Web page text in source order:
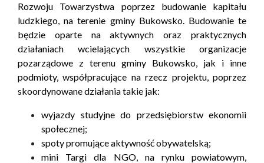
Rozwoju Towarzystwa poprzez budowanie kapitału
ludzkiego, na terenie gminy Bukowsko. Budowanie te
będzie oparte na aktywnych oraz praktycznych
działaniach wcielających wszystkie organizacje
pozarządowe z terenu gminy Bukowsko, jak i inne
podmioty, współpracujące na rzecz projektu, poprzez
skoordynowane działania takie jak:
wyjazdy studyjne do przedsiębiorstw ekonomii
społecznej;
spoty promujące aktywność obywatelską;
mini Targi dla NGO, na rynku powiatowym,